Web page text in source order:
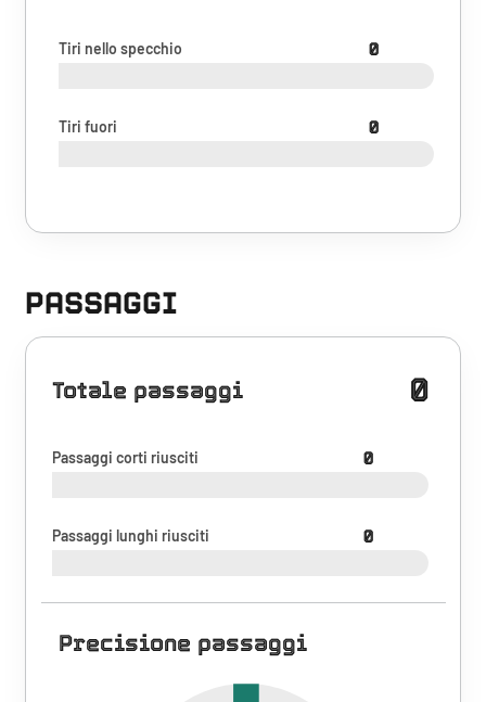
Tiri nello specchio 0
Tiri fuori 0
PASSAGGI
Totale passaggi 0
Passaggi corti riusciti 0
Passaggi lunghi riusciti 0
Precisione passaggi